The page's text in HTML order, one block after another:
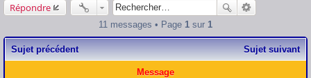
Répondre
11 messages • Page 1 sur 1
Sujet précédent Sujet suivant
Message